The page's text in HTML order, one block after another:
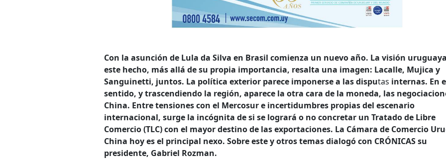
Con la asunción de Lula da Silva en Brasil comienza un nuevo año. La visión
este hecho, más allá de su propia importancia, resalta una imagen: Lacalle, Mujica y
Sanguinetti, juntos. La política exterior parece imponerse a las disputas internas. En
sentido, y trascendiendo la región, aparece la otra cara de la moneda, las
China. Entre tensiones con el Mercosur e incertidumbres propias del escenario
internacional, surge la incógnita de si se logrará o no concretar un Tratado de Libre
Comercio (TLC) con el mayor destino de las exportaciones. La Cámara de Comercio
China hoy es el principal nexo. Sobre este y otros temas dialogó con CRÓNICAS su
presidente, Gabriel Rozman.